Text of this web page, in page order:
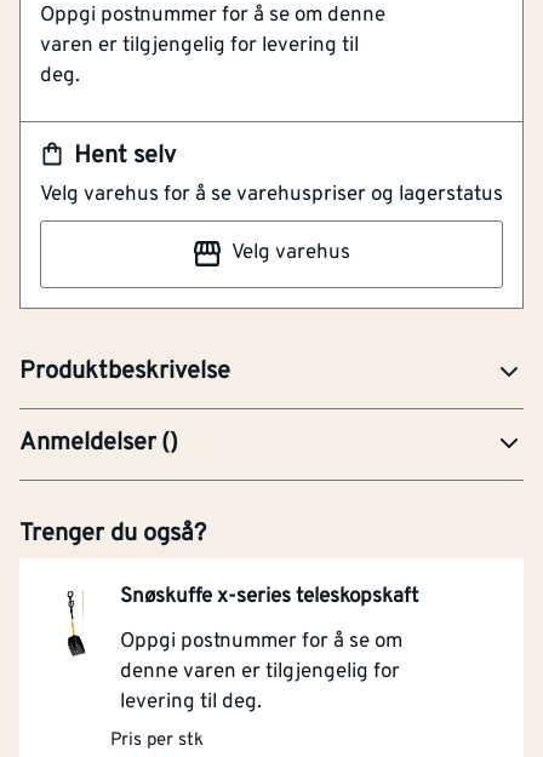
Hent selv
Velg varehus for å se varehuspriser og lagerstatus
Velg varehus
Oppgi postnummer for å se om denne
varen er tilgjengelig for levering til
deg.
Produktbeskrivelse
Brukes både som måke og skuffe på alle underlag
Skuffens lave vekt lar deg kaste snøen både høyt
og langt
Fleksibelt plastgrep for bedre stabilitet
Classic aluminium snøskuffe er en lett snømåke med
aluminium skaft og blad av plast. Den lette vekten på
snøskuffen gjør at den er lett å jobbe med og du kan
lett kaste snøen høyt og langt. Det fleksible
Anmeldelser()
Trenger du også?
Snøskuffe x-series teleskopskaft
Oppgi postnummer for å se om
denne varen er tilgjengelig for
levering til deg.
Pris per stk